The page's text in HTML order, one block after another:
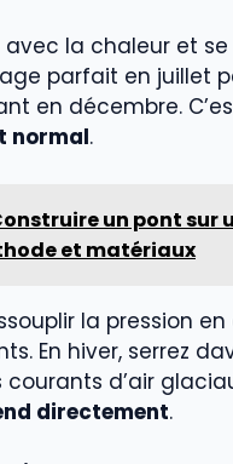
avec la chaleur et
parfait en juillet
en décembre.
normal.
un pont sur
et matériaux
la pression
En hiver, serrez
d’air
directement.